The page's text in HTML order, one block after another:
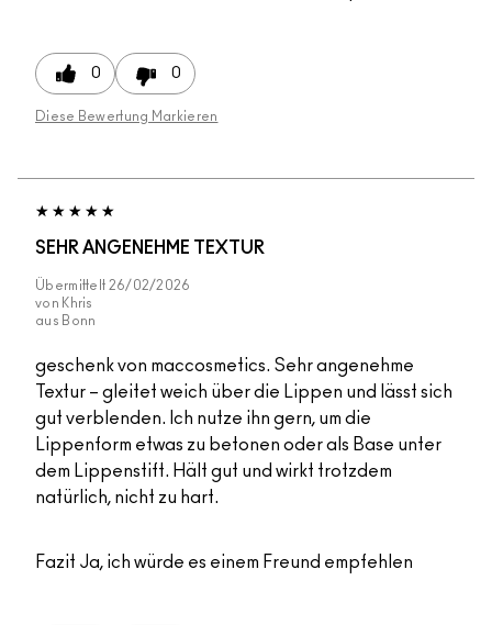
0 0
Diese Bewertung Markieren
SEHR ANGENEHME TEXTUR
Übermittelt 26/02/2026
von Khris
aus Bonn
geschenk von maccosmetics. Sehr angenehme
Textur – gleitet weich über die Lippen und lässt sich
gut verblenden. Ich nutze ihn gern, um die
Lippenform etwas zu betonen oder als Base unter
dem Lippenstift. Hält gut und wirkt trotzdem
natürlich, nicht zu hart.
Fazit Ja, ich würde es einem Freund empfehlen